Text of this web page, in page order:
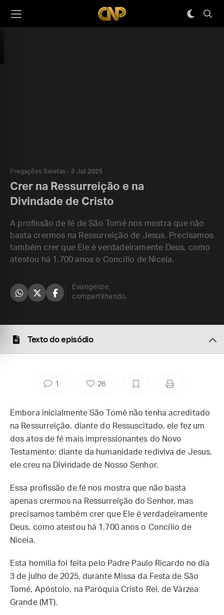
Pregações Seletas 3 Jul 2025
Crer na Ressurreição e na
Divindade de Cristo
A profissão de fé de São Tomé nos mostra que não
basta crermos na Ressurreição de Jesus. Precisamos
também crer que Ele é verdadeiramente Deus, como
atestou há 1.700 anos o Concílio de Niceia.
Evangelize,
compartilhando.
Texto do episódio
1 26
Embora inicialmente São Tomé não tenha acreditado
na Ressurreição, diante do Ressuscitado, ele fez um
dos atos de fé mais impressionantes do Novo
Testamento: diante da humanidade rediviva de Jesus,
ele creu na Divindade de Nosso Senhor.
Essa profissão de fé nos mostra que não basta
apenas crermos na Ressurreição do Senhor, mas
precisamos também crer que Ele é verdadeiramente
Deus, como atestou há 1.700 anos o Concílio de
Niceia.
Esta homilia foi feita pelo Padre Paulo Ricardo no dia
3 de julho de 2025, durante Missa da Festa de São
Tomé, Apóstolo, na Paróquia Cristo Rei, de Várzea
Grande (MT).